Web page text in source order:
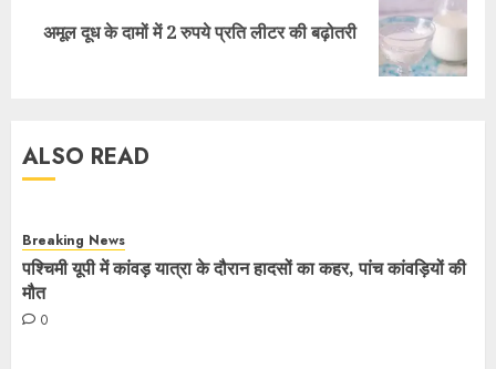
अमूल दूध के दामों में 2 रुपये प्रति लीटर की बढ़ोतरी
ALSO READ
Breaking News
पश्चिमी यूपी में कांवड़ यात्रा के दौरान हादसों का कहर, पांच कांवड़ियों की
मौत
0